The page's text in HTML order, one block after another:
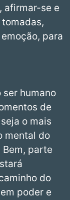
afirmar-se e
para
ser humano
de
o mais
mental do
parte
do
poder e